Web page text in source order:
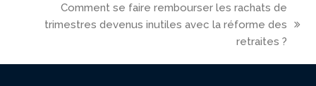
next
Comment se faire rembourser les rachats de
trimestres devenus inutiles avec la réforme des
retraites ?